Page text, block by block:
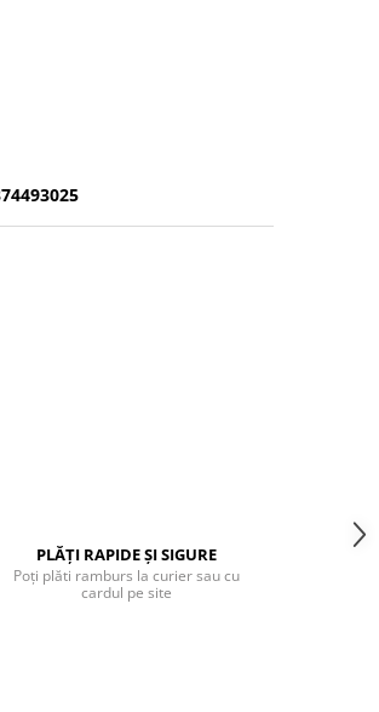
PLĂȚI RAPIDE ȘI SIGURE
Poți plăti ramburs la curier sau cu
cardul pe site